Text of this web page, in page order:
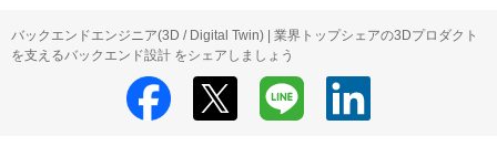
バックエンドエンジニア(3D / Digital Twin) | 業界トップシェアの3Dプロダクト
を支えるバックエンド設計 をシェアしましょう